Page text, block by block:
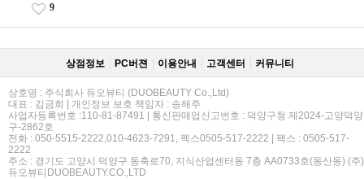
9
상점정보 PC버젼 이용안내 고객센터 커뮤니티
상호명 : 주식회사 듀오뷰티 (DUOBEAUTY Co.,Ltd)
대표 : 김금희 | 개인정보 보호 책임자 : 송해주
사업자등록번호 :110-81-87491 | 통신판매업신고번호 : 덕양구청 제2024-고양덕양
구-2862호
전화 : 050-5515-2222,010-4623-7291, 펙스0505-517-2222 | 팩스 : 0505-517-
2222
주소 : 경기도 고양시 덕양구 동축로70, 지식산업센터동 7층 AA0733호(동산동) (주)
듀오뷰티DUOBEAUTY.CO.,LTD